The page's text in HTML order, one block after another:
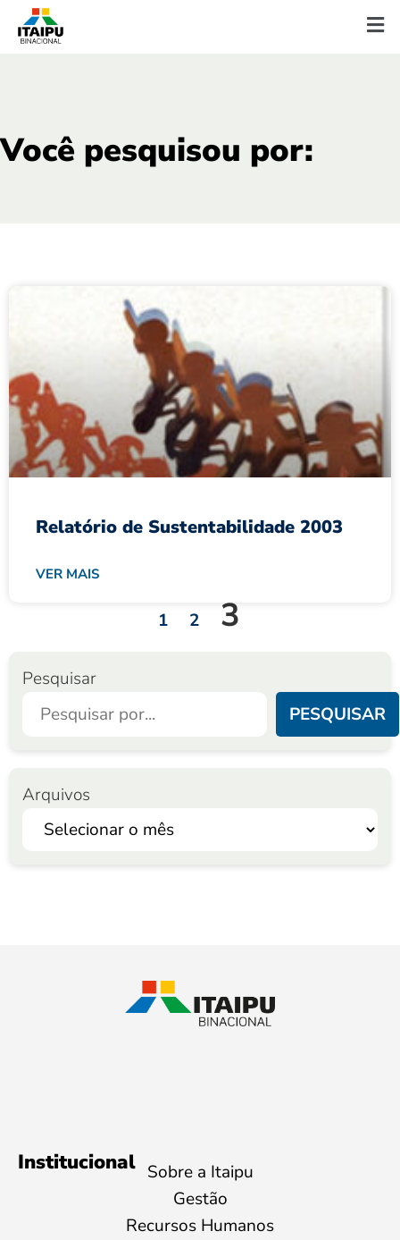
Você pesquisou por:
Relatório de Sustentabilidade 2003
VER MAIS
1 2 3
Pesquisar
PESQUISAR
Arquivos
Institucional Sobre a Itaipu
Gestão
Recursos Humanos